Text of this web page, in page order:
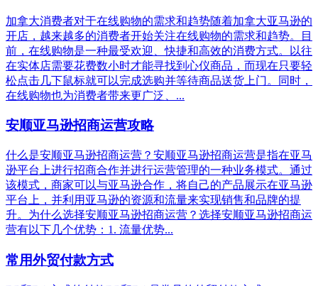
加拿大消费者对于在线购物的需求和趋势随着加拿大亚马逊的
开店，越来越多的消费者开始关注在线购物的需求和趋势。目
前，在线购物是一种最受欢迎、快捷和高效的消费方式。以往
在实体店需要花费数小时才能寻找到心仪商品，而现在只要轻
松点击几下鼠标就可以完成选购并等待商品送货上门。同时，
在线购物也为消费者带来更广泛、...
安顺亚马逊招商运营攻略
什么是安顺亚马逊招商运营？安顺亚马逊招商运营是指在亚马
逊平台上进行招商合作并进行运营管理的一种业务模式。通过
该模式，商家可以与亚马逊合作，将自己的产品展示在亚马逊
平台上，并利用亚马逊的资源和流量来实现销售和品牌的提
升。为什么选择安顺亚马逊招商运营？选择安顺亚马逊招商运
营有以下几个优势：1. 流量优势...
常用外贸付款方式